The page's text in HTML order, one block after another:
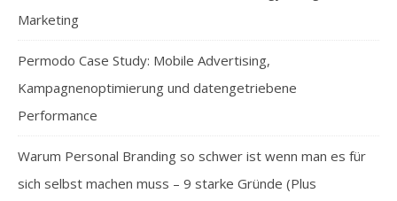
Marketing
Permodo Case Study: Mobile Advertising,
Kampagnenoptimierung und datengetriebene
Performance
Warum Personal Branding so schwer ist wenn man es für
sich selbst machen muss – 9 starke Gründe (Plus